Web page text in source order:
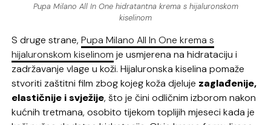
Pupa Milano All In One hidratantna krema s hijaluronskom
kiselinom
S druge strane,Pupa Milano All In One krema s
hijaluronskom kiselinom je usmjerena na hidrataciju i
zadržavanje vlage u koži. Hijaluronska kiselina pomaže
stvoriti zaštitni film zbog kojeg koža djeluje zaglađenije,
elastičnije i svježije, što je čini odličnim izborom nakon
kućnih tretmana, osobito tijekom toplijih mjeseci kada je